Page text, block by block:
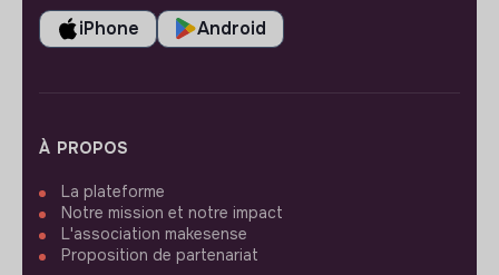
iPhone Android
À PROPOS
La plateforme
Notre mission et notre impact
L'association makesense
Proposition de partenariat